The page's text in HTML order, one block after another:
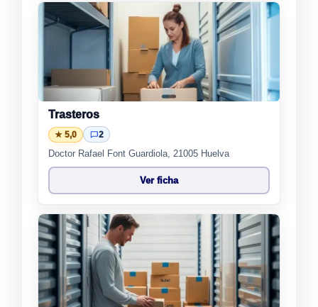
Trasteros
★ 5,0
2
Doctor Rafael Font Guardiola, 21005 Huelva
Ver ficha